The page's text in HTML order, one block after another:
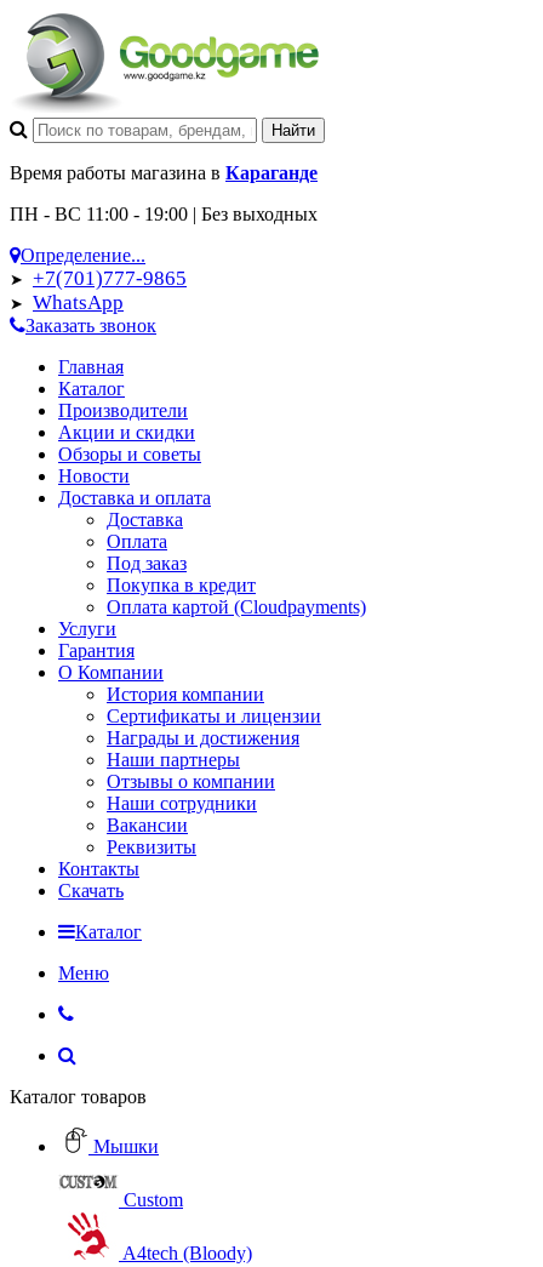
Время работы магазина в Караганде
ПН - ВС 11:00 - 19:00 | Без выходных
Определение...
➤ +7(701)777-9865
➤ WhatsApp
Заказать звонок
Главная
Каталог
Производители
Акции и скидки
Обзоры и советы
Новости
Доставка и оплата
Доставка
Оплата
Под заказ
Покупка в кредит
Оплата картой (Cloudpayments)
Услуги
Гарантия
О Компании
История компании
Сертификаты и лицензии
Награды и достижения
Наши партнеры
Отзывы о компании
Наши сотрудники
Вакансии
Реквизиты
Контакты
Скачать
Каталог
Меню
Каталог товаров
Мышки
Custom
A4tech (Bloody)